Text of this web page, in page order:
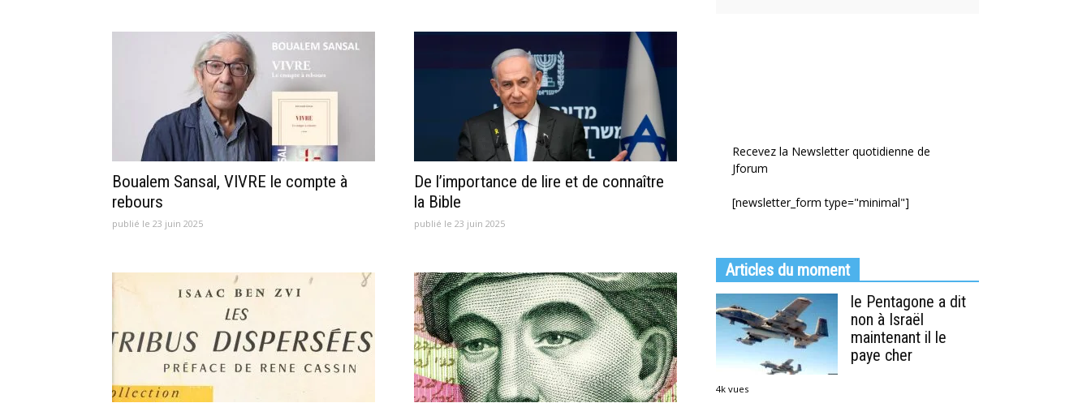
Boualem Sansal, VIVRE le compte à
rebours
publié le 23 juin 2025
De l’importance de lire et de connaître
la Bible
publié le 23 juin 2025
Recevez la Newsletter quotidienne de
Jforum
[newsletter_form type="minimal"]
Articles du moment
le Pentagone a dit
non à Israël
maintenant il le
paye cher
4k vues